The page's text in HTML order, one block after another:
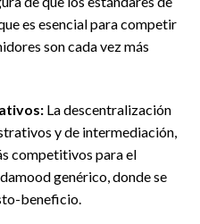
es esencial para competir
son cada vez más
La descentralización
y de intermediación,
competitivos para el
genérico, donde se
beneficio.